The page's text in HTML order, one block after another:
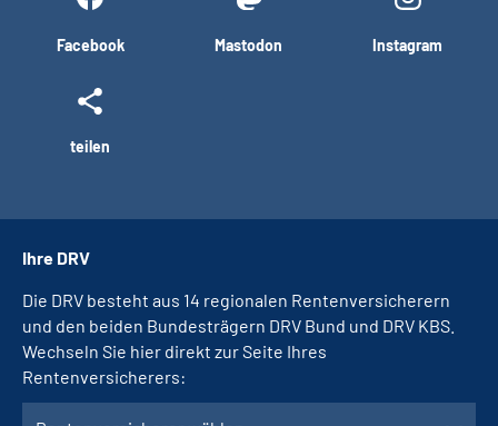
Facebook Mastodon Instagram
teilen
Ihre DRV
Die DRV besteht aus 14 regionalen Rentenversicherern
und den beiden Bundesträgern DRV Bund und DRV KBS.
Wechseln Sie hier direkt zur Seite Ihres
Rentenversicherers: